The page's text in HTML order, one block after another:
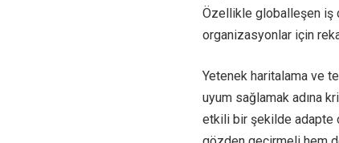
Özellikle globalleşen iş
organizasyonlar için
Yetenek haritalama ve
uyum sağlamak adına
etkili bir şekilde adapte